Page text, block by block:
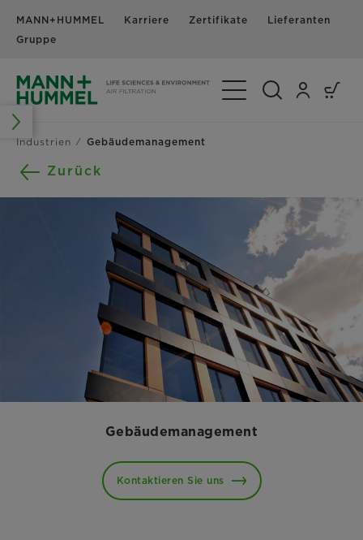
MANN+HUMMEL
Gruppe
Karriere Zertifikate Lieferanten
Navigation
Industrien Gebäudemanagement
Zurück
Gebäudemanagement
Kontaktieren Sie uns